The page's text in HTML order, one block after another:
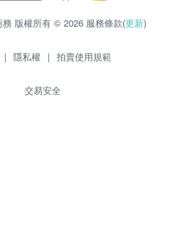
務 版權所有 © 2026 服務條款(更新)
| 隱私權 | 拍賣使用規範
交易安全